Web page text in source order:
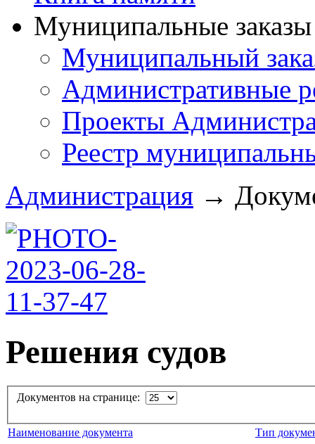
Муниципальные
Муниципальный
Административные
Проекты
Реестр
Администрация →
Решения судов
Документов на странице:
Наименование документа
Тип